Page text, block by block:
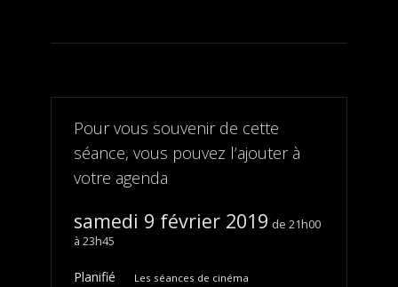
Pour vous souvenir de cette
séance, vous pouvez l’ajouter à
votre agenda
samedi 9 février 2019
21h00
23h45
Planifié Les séances de cinéma